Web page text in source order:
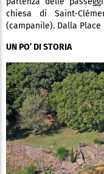
chiesa di Saint-
(campanile). Dalla
UN PO’ DI STORIA